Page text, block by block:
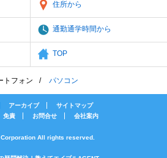
住所から
通勤通学時間から
TOP
トフォン パソコン
アーカイブ
サイトマップ
免責 お問合せ 会社案内
Corporation All rights reserved.